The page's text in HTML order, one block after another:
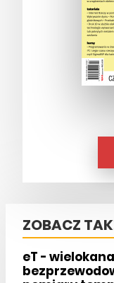
ZOBACZ
eT -